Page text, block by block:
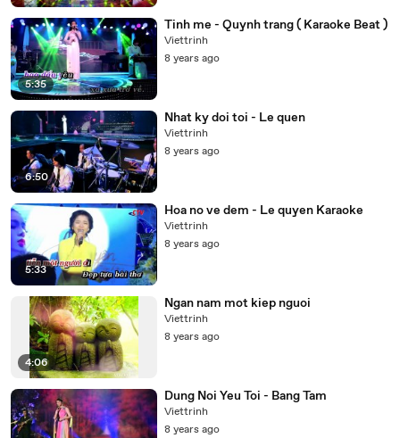
5:35
Tinh me - Quynh trang ( Karaoke Beat )
Viettrinh
8 years ago
6:50
Nhat ky doi toi - Le quen
Viettrinh
8 years ago
5:33
Hoa no ve dem - Le quyen Karaoke
Viettrinh
8 years ago
4:06
Ngan nam mot kiep nguoi
Viettrinh
8 years ago
Dung Noi Yeu Toi - Bang Tam
Viettrinh
8 years ago